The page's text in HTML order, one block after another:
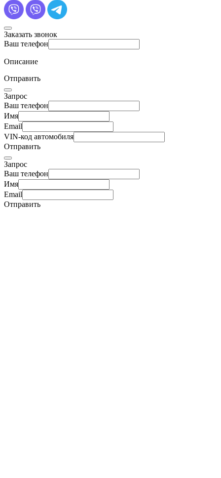
Заказать звонок
Ваш телефон
Описание
Отправить
Запрос
Ваш телефон
Имя
Email
VIN-код автомобиля
Отправить
Запрос
Ваш телефон
Имя
Email
Отправить